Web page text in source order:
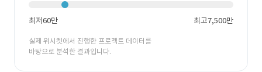
최저60만 최고7,500만
실제 위시켓에서 진행한 프로젝트 데이터를
바탕으로 분석한 결과입니다.